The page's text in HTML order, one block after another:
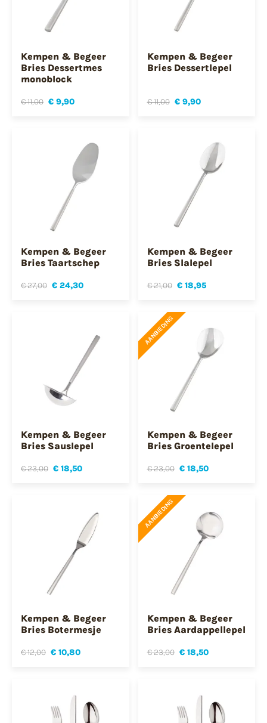
Kempen & Begeer
Bries Dessertmes
monoblock
€ 11,00 € 9,90
Kempen & Begeer
Bries Dessertlepel
€ 11,00 € 9,90
Kempen & Begeer
Bries Taartschep
€ 27,00 € 24,30
Kempen & Begeer
Bries Slalepel
€ 21,00 € 18,95
Kempen & Begeer
Bries Sauslepel
€ 23,00 € 18,50
AANBIEDING
Kempen & Begeer
Bries Groentelepel
€ 23,00 € 18,50
Kempen & Begeer
Bries Botermesje
€ 12,00 € 10,80
AANBIEDING
Kempen & Begeer
Bries Aardappellepel
€ 23,00 € 18,50